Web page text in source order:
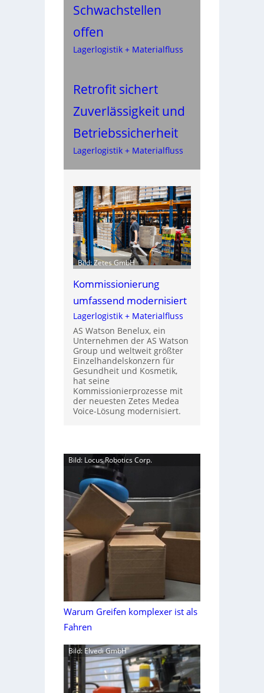
Schwachstellen
offen
Lagerlogistik + Materialfluss
Retrofit sichert
Zuverlässigkeit und
Betriebssicherheit
Lagerlogistik + Materialfluss
Bild: Zetes GmbH
Kommissionierung
umfassend modernisiert
Lagerlogistik + Materialfluss
AS Watson Benelux, ein
Unternehmen der AS Watson
Group und weltweit größter
Einzelhandelskonzern für
Gesundheit und Kosmetik,
hat seine
Kommissionierprozesse mit
der neuesten Zetes Medea
Voice-Lösung modernisiert.
Bild: Locus Robotics Corp.
Warum Greifen komplexer ist als
Fahren
Bild: Elvedi GmbH